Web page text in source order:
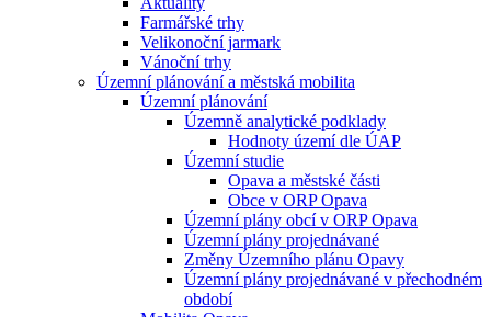
Farmářské trhy
Velikonoční jarmark
Vánoční trhy
Územní plánování a městská mobilita
Územní plánování
Územně analytické podklady
Hodnoty území dle ÚAP
Územní studie
Opava a městské části
Obce v ORP Opava
Územní plány obcí v ORP Opava
Územní plány projednávané
Změny Územního plánu Opavy
Územní plány projednávané v přechodném
období